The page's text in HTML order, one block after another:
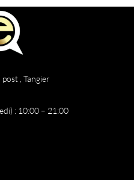
, Tangier
: 10:00 – 21:00